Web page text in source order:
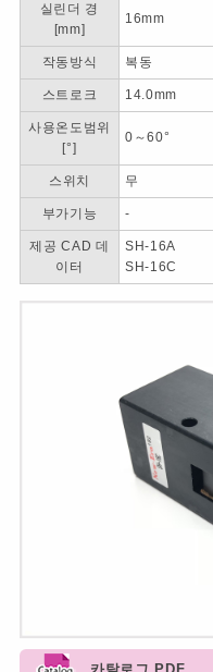
실린더 경
[mm]
16mm
작동방식 복동
스트로크 14.0mm
사용온도범위
[°]
0～60°
스위치 무
부가기능 -
제공 CAD 데
이터
SH-16A
SH-16C